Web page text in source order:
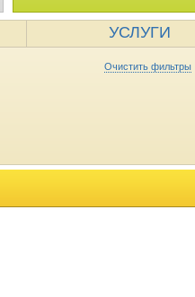
УСЛУГИ
Очистить фильтры